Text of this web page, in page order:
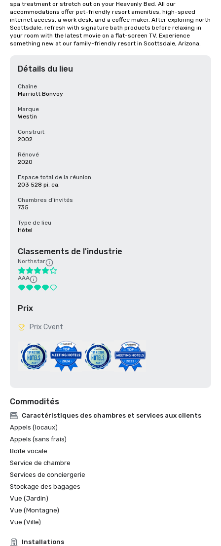
spa treatment or stretch out on your Heavenly Bed. All our
accommodations offer pet-friendly resort amenities, high-speed
internet access, a work desk, and a coffee maker. After exploring north
Scottsdale, refresh with signature bath products before relaxing in
your room with the latest movie on a flat-screen TV. Experience
something new at our family-friendly resort in Scottsdale, Arizona.
Détails du lieu
Chaîne
Marriott Bonvoy
Marque
Westin
Construit
2002
Rénové
2020
Espace total de la réunion
203 528 pi. ca.
Chambres d’invités
735
Type de lieu
Hôtel
Classements de l'industrie
Northstar
AAA
Prix
Prix Cvent
Commodités
Caractéristiques des chambres et services aux clients
Appels (locaux)
Appels (sans frais)
Boîte vocale
Service de chambre
Services de conciergerie
Stockage des bagages
Vue (Jardin)
Vue (Montagne)
Vue (Ville)
Installations